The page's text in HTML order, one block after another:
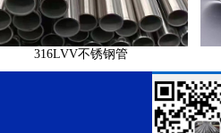
316LVV不锈钢管